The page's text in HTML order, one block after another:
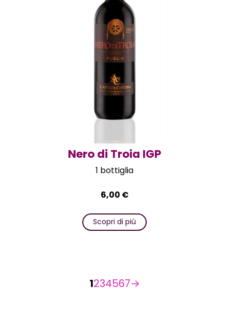
Nero di Troia IGP
1 bottiglia
6,00 €
Scopri di più
1234567→